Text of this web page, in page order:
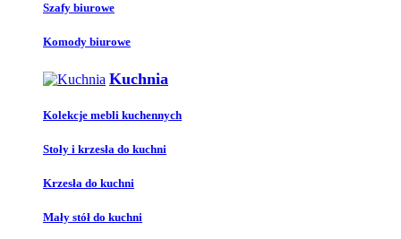
Szafy biurowe
Komody biurowe
Kuchnia
Kolekcje mebli kuchennych
Stoły i krzesła do kuchni
Krzesła do kuchni
Mały stół do kuchni